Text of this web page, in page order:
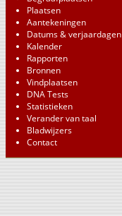
Plaatsen
Aantekeningen
Datums & verjaardagen
Kalender
Rapporten
Bronnen
Vindplaatsen
DNA Tests
Statistieken
Verander van taal
Bladwijzers
Contact